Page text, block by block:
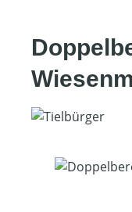
Bildergalerie